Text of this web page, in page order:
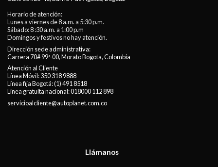
Horario de atención:
Lunes a viernes de 8 a.m. a 5:30 p.m.
Sábado: 8 :30 a.m. a 1:00 p.m
Domingos y festivos no hay atención.
Dirección sede administrativa:
Carrera 70# 99ª-00, Morato Bogota, Colombia
Atención al Cliente
Línea Móvil:350 318 9888
Línea fija Bogotá:(1) 491 8518
Línea gratuita nacional:018000 112 898
servicioalcliente@autoplanet.com.co
Llámanos